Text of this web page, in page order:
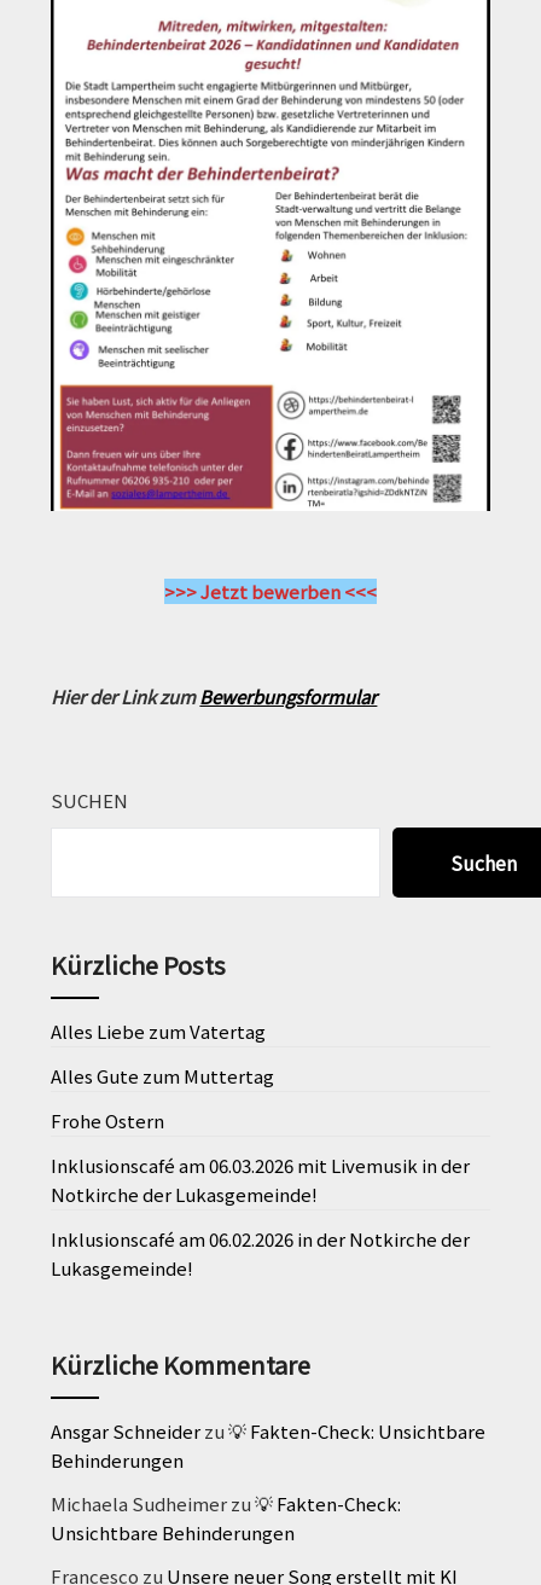
>>> Jetzt bewerben <<<
Hier der Link zumBewerbungsformular
SUCHEN
Suchen
Kürzliche Posts
Alles Liebe zum Vatertag
Alles Gute zum Muttertag
Frohe Ostern
Inklusionscafé am 06.03.2026 mit Livemusik in der
Notkirche der Lukasgemeinde!
Inklusionscafé am 06.02.2026 in der Notkirche der
Lukasgemeinde!
Kürzliche Kommentare
Ansgar Schneiderzu💡 Fakten-Check: Unsichtbare
Behinderungen
Michaela Sudheimerzu💡 Fakten-Check:
Unsichtbare Behinderungen
Francesco zu Unsere neuer Song erstellt mit KI